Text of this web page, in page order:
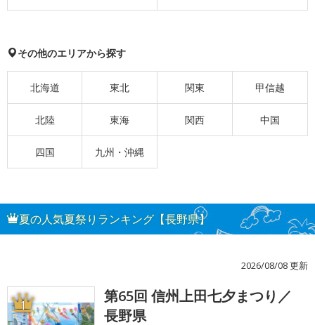
その他のエリアから探す
北海道 東北 関東 甲信越
北陸 東海 関西 中国
四国 九州・沖縄
夏の人気夏祭りランキング【長野県】
2026/08/08 更新
1
第65回 信州上田七夕まつり／
長野県